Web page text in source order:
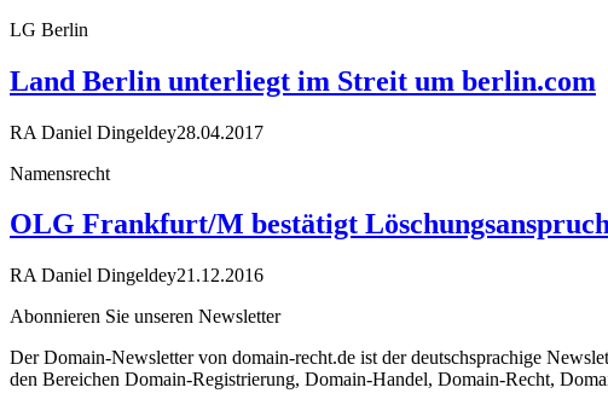
LG Berlin
Land Berlin unterliegt im Streit um berlin.com
RA Daniel Dingeldey28.04.2017
Namensrecht
OLG Frankfurt/M bestätigt
RA Daniel Dingeldey21.12.2016
Abonnieren Sie unseren Newsletter
Der Domain-Newsletter von domain-recht.de ist der deutschsprachige
den Bereichen Domain-Registrierung, Domain-Handel, Domain-Recht,